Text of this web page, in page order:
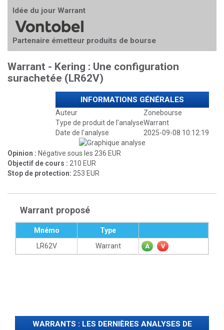
Idée du jour Warrant
Partenaire émetteur produits de bourse
Warrant - Kering : Une configuration
surachetée (LR62V)
INFORMATIONS GÉNÉRALES
Auteur
Zonebourse
Type de produit de l'analyseWarrant
Date de l'analyse
2025-09-08 10:12:19
Opinion : Négative sous les 236 EUR
Objectif de cours : 210 EUR
Stop de protection: 253 EUR
Warrant proposé
Mnémo
Type
LR62V
Warrant A V
WARRANTS : LES DERNIÈRES ANALYSES DE